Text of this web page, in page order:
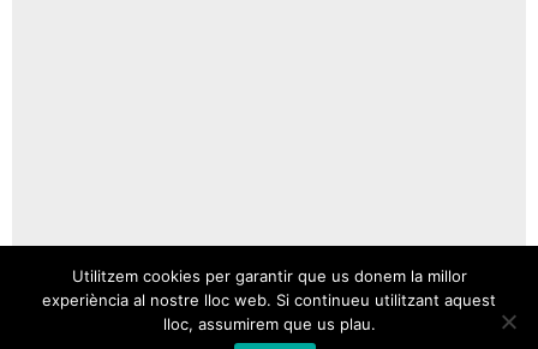
Utilitzem cookies per garantir que us donem la millor
experiència al nostre lloc web. Si continueu utilitzant aquest
lloc, assumirem que us plau.